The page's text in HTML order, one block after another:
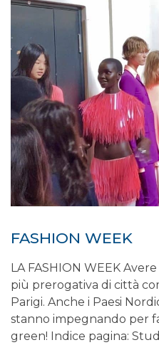
FASHION WEEK
LA FASHION WEEK
più prerogativa di città
Parigi. Anche i Paesi
stanno impegnando per
green! Indice pagina: